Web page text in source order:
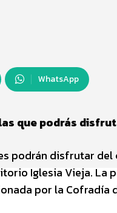
WhatsApp
que podrás
podrán disfrutar del
Iglesia Vieja. La
por la Cofradía